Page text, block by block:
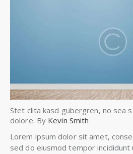
Stet clita kasd gubergren, no sea
dolore. By Kevin Smith
Lorem ipsum dolor sit amet,
sed do eiusmod tempor